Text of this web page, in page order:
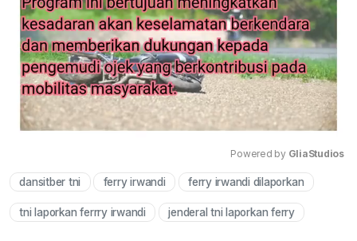
Mute
Powered by GliaStudios
dansitber tni ferry irwandi ferry irwandi dilaporkan
tni laporkan ferrry irwandi jenderal tni laporkan ferry